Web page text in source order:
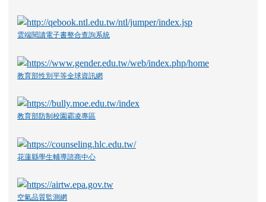
雲端閱讀電子書整合查詢系統
教育部性別平等全球資訊網
教育部防制校園霸凌專區
花蓮縣學生輔導諮商中心
空氣品質監測網